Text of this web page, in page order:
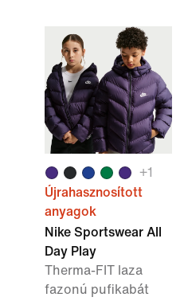
+1
Újrahasznosított
anyagok
Nike Sportswear All
Day Play
Therma-FIT laza
fazonú pufikabát